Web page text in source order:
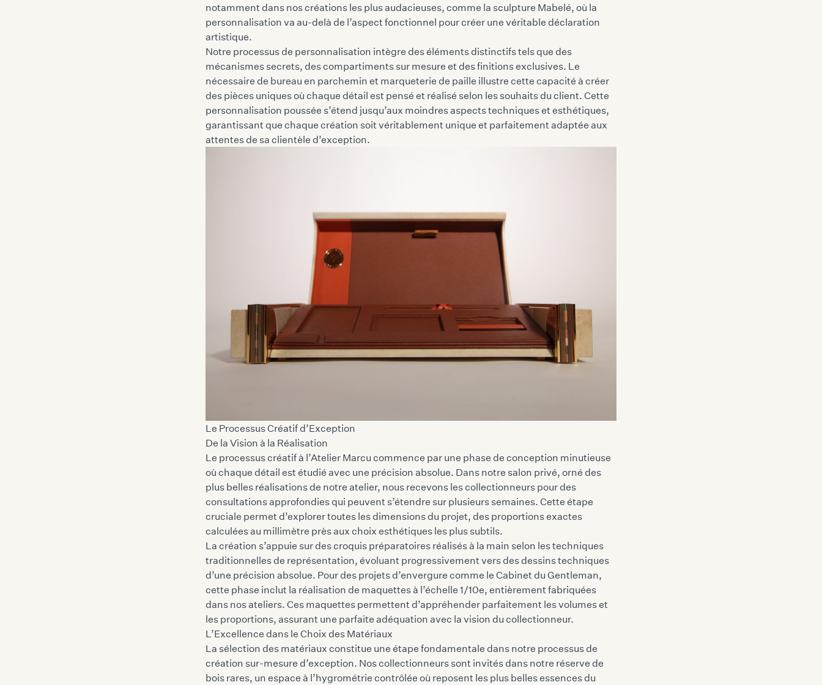
notamment dans nos créations les plus audacieuses, comme la sculpture Mabelé, où la
personnalisation va au-delà de l’aspect fonctionnel pour créer une véritable déclaration
artistique.
Notre processus de personnalisation intègre des éléments distinctifs tels que des
mécanismes secrets, des compartiments sur mesure et des finitions exclusives. Le
nécessaire de bureau en parchemin et marqueterie de paille illustre cette capacité à créer
des pièces uniques où chaque détail est pensé et réalisé selon les souhaits du client. Cette
personnalisation poussée s’étend jusqu’aux moindres aspects techniques et esthétiques,
garantissant que chaque création soit véritablement unique et parfaitement adaptée aux
attentes de sa clientèle d’exception.
Le Processus Créatif d’Exception
De la Vision à la Réalisation
Le processus créatif à l’Atelier Marcu commence par une phase de conception minutieuse
où chaque détail est étudié avec une précision absolue. Dansnotre salon privé, orné des
plus belles réalisations de notre atelier, nous recevons les collectionneurs pour des
consultations approfondies qui peuvent s’étendre sur plusieurs semaines. Cette étape
cruciale permet d’explorer toutes les dimensions du projet, des proportions exactes
calculées au millimètre près aux choix esthétiques les plus subtils.
La création s’appuie sur des croquis préparatoires réalisés à la main selon les techniques
traditionnelles de représentation, évoluant progressivement vers des dessins techniques
d’une précision absolue. Pour des projets d’envergure comme le Cabinet du Gentleman,
cette phase inclut la réalisation de maquettes à l’échelle 1/10e, entièrement fabriquées
dans nos ateliers. Ces maquettes permettent d’appréhender parfaitement les volumes et
les proportions, assurant une parfaite adéquation avec la vision du collectionneur.
L’Excellence dans le Choix des Matériaux
La sélection des matériaux constitue une étape fondamentale dans notre processus de
création sur-mesure d’exception. Nos collectionneurs sont invités dans notre réserve de
bois rares, un espace à l’hygrométrie contrôlée où reposent les plus belles essences du